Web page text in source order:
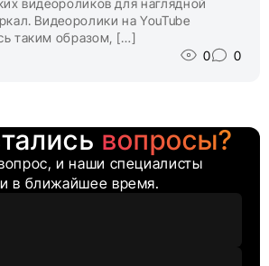
видеороликов для наглядной
Видеоролики на YouTube
таким образом, […]
0 0
вопросы?
и наши специалисты
в ближайшее время.